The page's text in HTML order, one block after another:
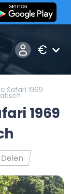
€
Safari 1969
1969
Delen